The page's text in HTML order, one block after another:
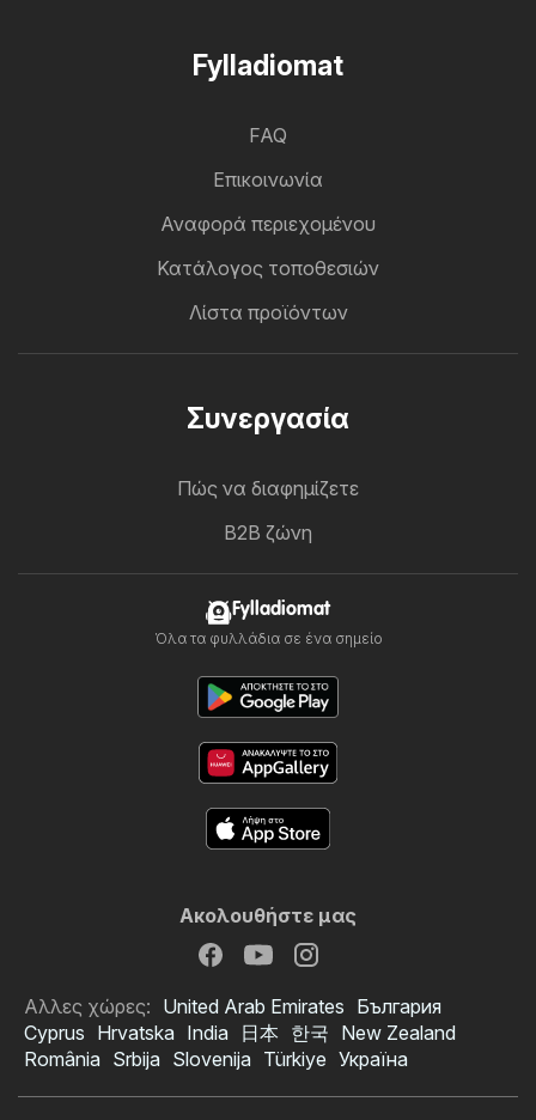
Fylladiomat
FAQ
Επικοινωνία
Αναφορά περιεχομένου
Κατάλογος τοποθεσιών
Λίστα προϊόντων
Συνεργασία
Πώς να διαφημίζετε
B2B ζώνη
Fylladiomat
Όλα τα φυλλάδια σε ένα σημείο
Ακολουθήστε μας
Αλλες χώρες: United Arab Emirates България
Cyprus Hrvatska India 日本 한국 New Zealand
România Srbija Slovenija Türkiye Україна